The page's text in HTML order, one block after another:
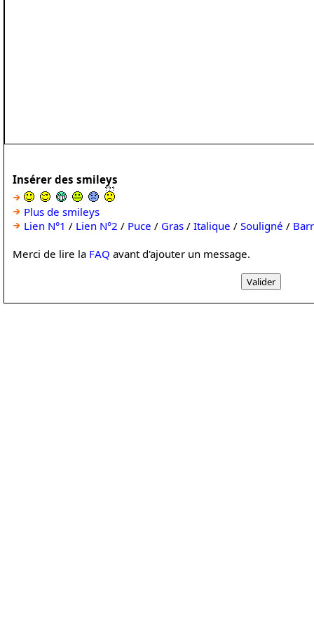
Insérer des smileys
Plus de smileys
Lien N°1 / Lien N°2 / Puce / Gras / Italique / Souligné /
Merci de lire la FAQ avant d'ajouter un message.